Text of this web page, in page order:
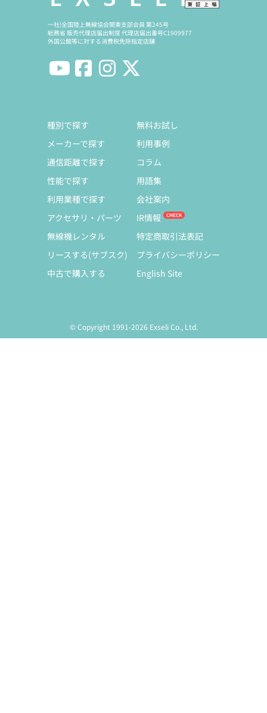
一社)全国陸上無線協会関東支部会員 第245号
総務省 販売代理店届出制度 代理店届出番号C1909977
外国公館等に対する消費税免除指定店舗
種別で探す
メーカーで探す
通信距離で探す
性能で探す
利用業種で探す
アクセサリ・パーツ
無線機レンタル
リースする(サブスク)
中古で購入する
無料お試し
利用事例
コラム
用語集
会社案内
IR情報
特定商取引法表記
プライバシーポリシー
English Site
© Copyright 1991-2026 Exseli Co., Ltd.